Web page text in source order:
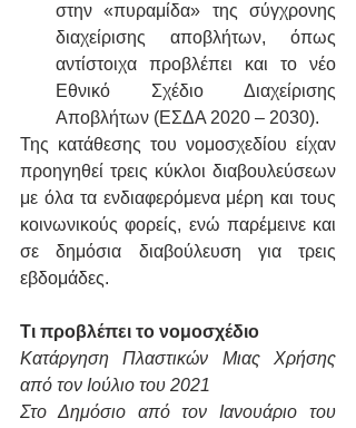
στην «πυραμίδα» της σύγχρονης
διαχείρισης αποβλήτων, όπως
αντίστοιχα προβλέπει και το νέο
Εθνικό Σχέδιο Διαχείρισης
Αποβλήτων (ΕΣΔΑ 2020 – 2030).
Της κατάθεσης του νομοσχεδίου είχαν
προηγηθεί τρεις κύκλοι διαβουλεύσεων
με όλα τα ενδιαφερόμενα μέρη και τους
κοινωνικούς φορείς, ενώ παρέμεινε και
σε δημόσια διαβούλευση για τρεις
εβδομάδες.
Τι προβλέπει το νομοσχέδιο
Κατάργηση Πλαστικών Μιας Χρήσης
από τον Ιούλιο του 2021
Στο Δημόσιο από τον Ιανουάριο του